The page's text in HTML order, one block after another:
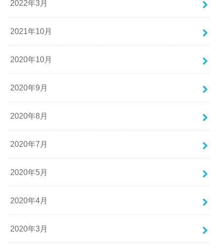
2022年3月
2021年10月
2020年10月
2020年9月
2020年8月
2020年7月
2020年5月
2020年4月
2020年3月